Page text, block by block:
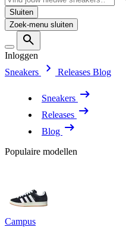
Sluiten
Zoek-menu sluiten
Inloggen
Sneakers
Releases Blog
Sneakers
Releases
Blog
Populaire modellen
Campus